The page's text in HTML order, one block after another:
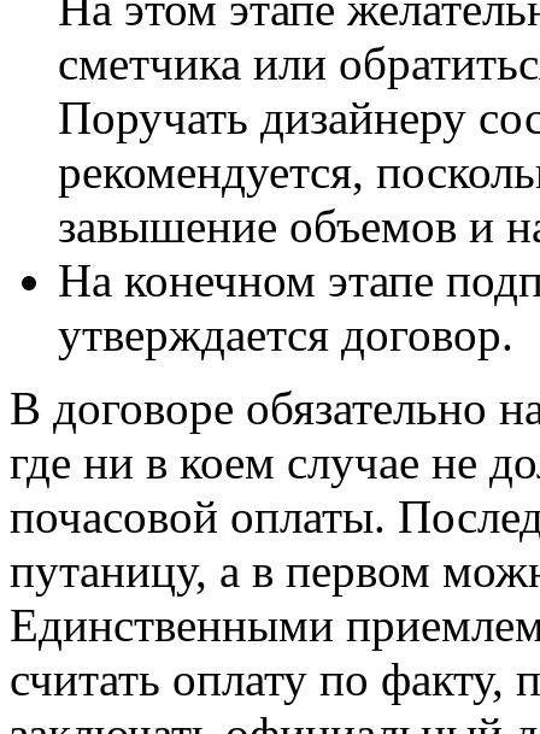
сметчика или
Поручать дизайнеру
рекомендуется,
завышение объемов и
На конечном этапе
утверждается договор.
В договоре обязательно
где ни в коем случае не
почасовой оплаты.
путаницу, а в первом
Единственными
считать оплату по